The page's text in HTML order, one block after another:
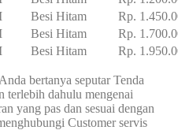
Besi Hitam
Rp.
Besi Hitam
Rp.
Besi Hitam Rp.
bertanya seputar Tenda
terlebih dahulu mengenai
yang pas dan sesuai dengan
Customer servis